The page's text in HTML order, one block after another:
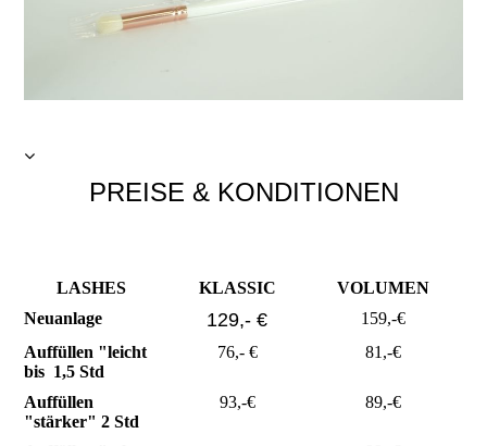
PREISE & KONDITIONEN
LASHES KLASSIC
VOLUMEN
Neuanlage
129,- €
159,-€
Auffüllen "leicht
bis 1,5 Std
76,- € 81,-€
Auffüllen
"stärker" 2 Std
93,-€ 89,-€